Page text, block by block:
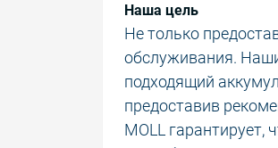
Наша цель
Не только
обслуживания.
подходящий
предоставив
MOLL гарантирует,